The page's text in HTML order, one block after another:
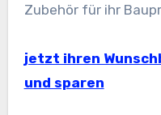
Zubehör für ihr
jetzt ihren
und sparen